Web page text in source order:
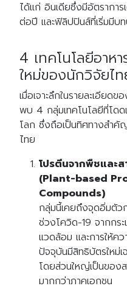
ได้แก่ อินเดียซึ่งมีอัตรากา
ต่อปี และฟิลิปปินส์ที่เริ่มมีบ
4 เทคโนโลยีอาห
ใหม่ของนักวิจัยไ
เมื่อเจาะลึกในรายละเอียด
พบ 4 กลุ่มเทคโนโลยีที่โดด
โลก ซึ่งถือเป็นทิศทางสำคั
ไทย
โปรตีนจากพืชและ
(Plant-based
Compounds)
กลุ่มนี้เคยถึงจุดอิ่มตัว
ช่วงโควิด-19 จากกร
แวดล้อม และการให้
ปัจจุบันมีสิทธิบัตรใหม่
โดยส่วนใหญ่เป็นของ
มากกว่าภาคเอกชน